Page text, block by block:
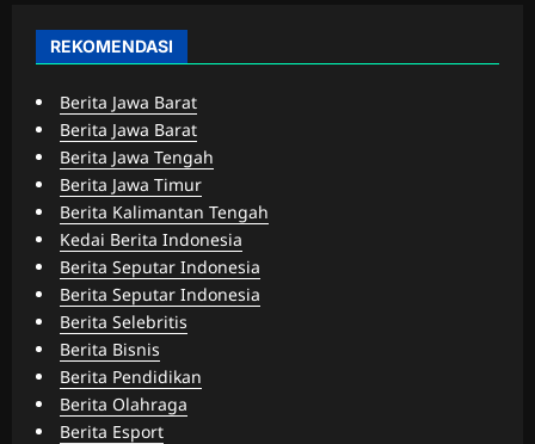
REKOMENDASI
Berita Jawa Barat
Berita Jawa Barat
Berita Jawa Tengah
Berita Jawa Timur
Berita Kalimantan Tengah
Kedai Berita Indonesia
Berita Seputar Indonesia
Berita Seputar Indonesia
Berita Selebritis
Berita Bisnis
Berita Pendidikan
Berita Olahraga
Berita Esport